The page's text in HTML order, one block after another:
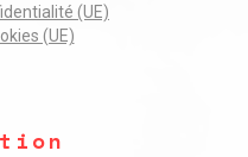
(UE)
(UE)